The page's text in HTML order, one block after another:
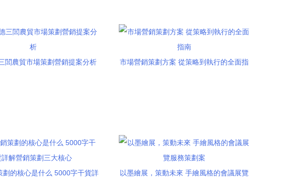
閭農貿市場策劃營銷提案分析
市場營銷策劃方案 從策略到執行的全面指
劃的核心是什么 5000字干貨詳
以墨繪展，策動未來 手繪風格的會議展覽